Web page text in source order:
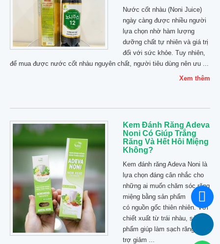
Nước cốt nhàu (Noni Juice)
ngày càng được nhiều người
lựa chọn nhờ hàm lượng
dưỡng chất tự nhiên và giá trị
đối với sức khỏe. Tuy nhiên,
để mua được nước cốt nhàu nguyên chất, người tiêu dùng nên ưu ...
Xem thêm
Kem Đánh Răng Adeva
Noni Có Giúp Trắng
Răng Và Hết Hôi Miệng
Không?
Kem đánh răng Adeva Noni là
lựa chọn đáng cân nhắc cho
những ai muốn chăm sóc răng
miệng bằng sản phẩm
có nguồn gốc thiên nhiên. Với
chiết xuất từ trái nhàu, sản
phẩm giúp làm sạch răng, hỗ
trợ giảm ...